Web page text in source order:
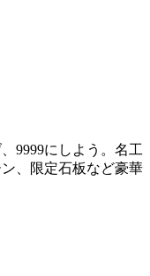
9999にしよう。名工
、限定石板など豪華